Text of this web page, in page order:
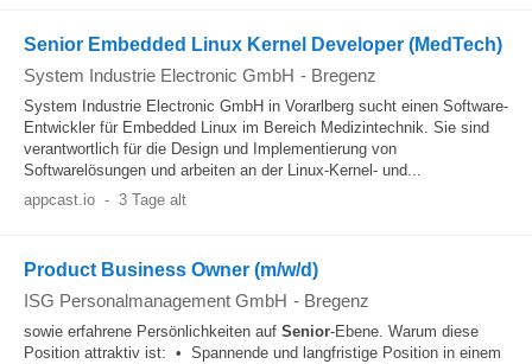
Senior Embedded Linux Kernel Developer (MedTech)
System Industrie Electronic GmbH - Bregenz
System Industrie Electronic GmbH in Vorarlberg sucht einen Software-
Entwickler für Embedded Linux im Bereich Medizintechnik. Sie sind
verantwortlich für die Design und Implementierung von
Softwarelösungen und arbeiten an der Linux-Kernel- und...
appcast.io - 3 Tage alt
Product Business Owner (m/w/d)
ISG Personalmanagement GmbH - Bregenz
sowie erfahrene Persönlichkeiten auf Senior-Ebene. Warum diese
Position attraktiv ist: • Spannende und langfristige Position in einem